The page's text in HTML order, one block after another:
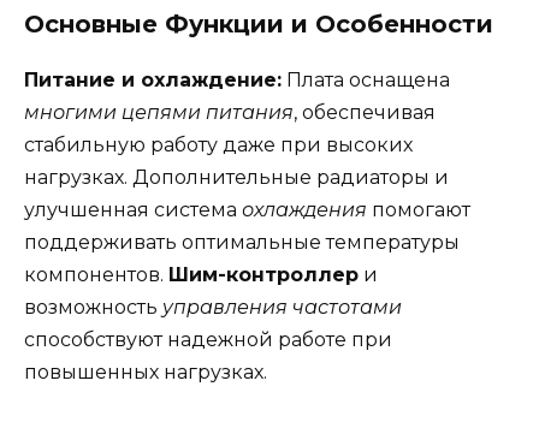
Основные Функции и Особенности
Питание и охлаждение: Плата оснащена
многими цепями питания, обеспечивая
стабильную работу даже при высоких
нагрузках. Дополнительные радиаторы и
улучшенная система охлаждения помогают
поддерживать оптимальные температуры
компонентов. Шим-контроллер и
возможность управления частотами
способствуют надежной работе при
повышенных нагрузках.